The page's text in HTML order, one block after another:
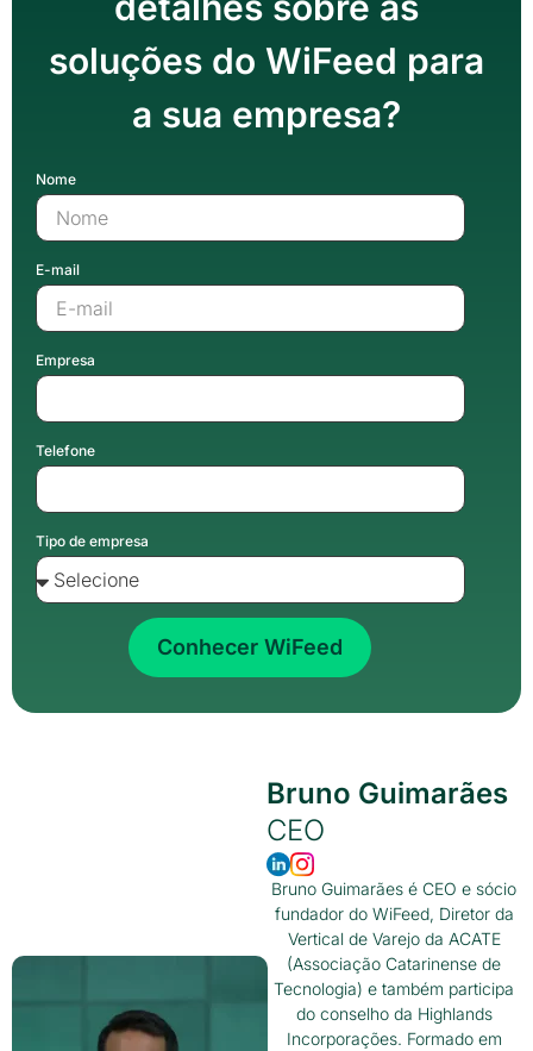
soluções do WiFeed para
a sua empresa?
Nome
E-mail
Empresa
Telefone
Tipo de empresa
Conhecer WiFeed
Bruno Guimarães
CEO
Bruno Guimarães é CEO e sócio
fundador do WiFeed, Diretor da
Vertical de Varejo da ACATE
(Associação Catarinense de
Tecnologia) e também participa
do conselho da Highlands
Incorporações. Formado em